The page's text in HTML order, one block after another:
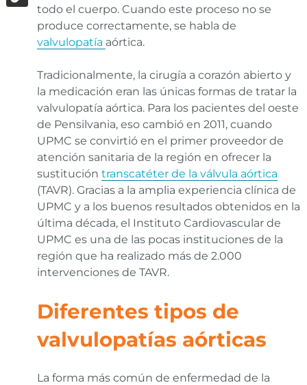
todo el cuerpo. Cuando este proceso no se
produce correctamente, se habla de
valvulopatía aórtica.
Tradicionalmente, la cirugía a corazón abierto y
la medicación eran las únicas formas de tratar la
valvulopatía aórtica. Para los pacientes del oeste
de Pensilvania, eso cambió en 2011, cuando
UPMC se convirtió en el primer proveedor de
atención sanitaria de la región en ofrecer la
sustitución transcatéter de la válvula aórtica
(TAVR). Gracias a la amplia experiencia clínica de
UPMC y a los buenos resultados obtenidos en la
última década, el Instituto Cardiovascular de
UPMC es una de las pocas instituciones de la
región que ha realizado más de 2.000
intervenciones de TAVR.
Diferentes tipos de
valvulopatías aórticas
La forma más común de enfermedad de la